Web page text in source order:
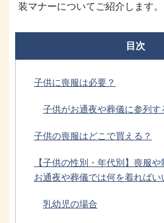
装マナーについてご紹介します。
目次
子供に喪服は必要？
子供がお通夜や葬儀に参列す
子供の喪服はどこで買える？
【子供の性別・年代別】喪服や
お通夜や葬儀では何を着ればい
乳幼児の場合